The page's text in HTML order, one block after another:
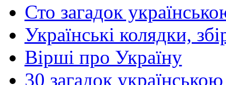
Сто загадок
Українські колядки,
Вірші про Україну
30 загадок